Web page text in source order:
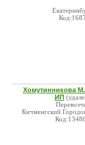
Хомутинникова
ИП
Кичменгский